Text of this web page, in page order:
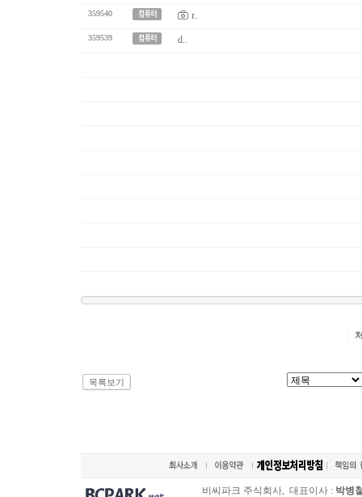
359540 r..
359539 d..
목록보기
비씨파크 주식회사, 대표이사 : 박병